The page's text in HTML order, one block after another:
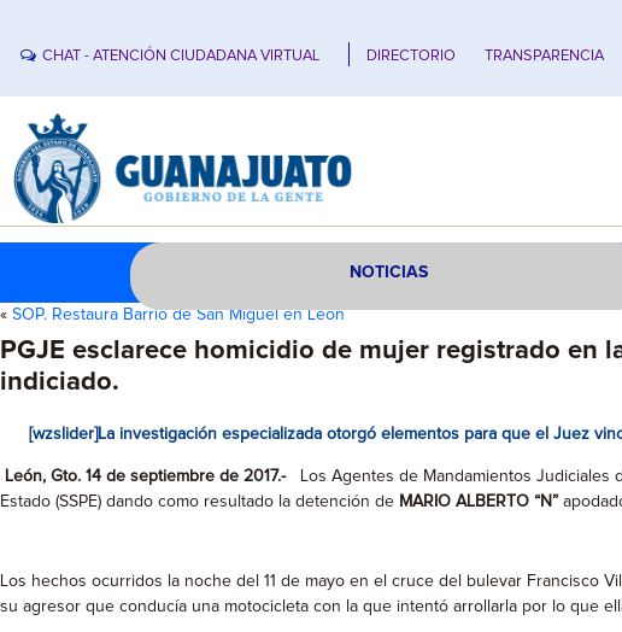
CHAT - ATENCIÓN CIUDADANA VIRTUAL DIRECTORIO TRANSPARENCIA
NOTICIAS
« SOP. Restaura Barrio de San Miguel en León
PGJE esclarece homicidio de mujer registrado en
indiciado.
[wzslider]La investigación especializada otorgó elementos para que el Juez
León, Gto. 14 de septiembre de 2017.-Los Agentes de Mandamientos Judiciales
Estado (SSPE) dando como resultado la detención de MARIO ALBERTO “N”
Los hechos ocurridos la noche del 11 de mayo en el cruce del bulevar Francisco
su agresor que conducía una motocicleta con la que intentó arrollarla por lo que